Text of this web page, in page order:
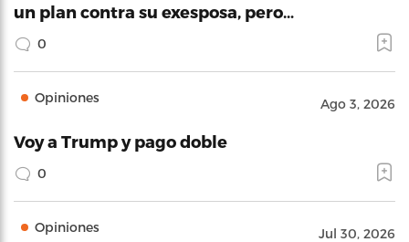
un plan contra su exesposa, pero…
0
Opiniones Ago 3, 2026
Voy a Trump y pago doble
0
Opiniones Jul 30, 2026